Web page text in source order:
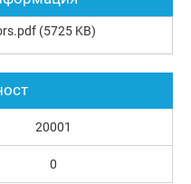
(5725 KB)
20001
0